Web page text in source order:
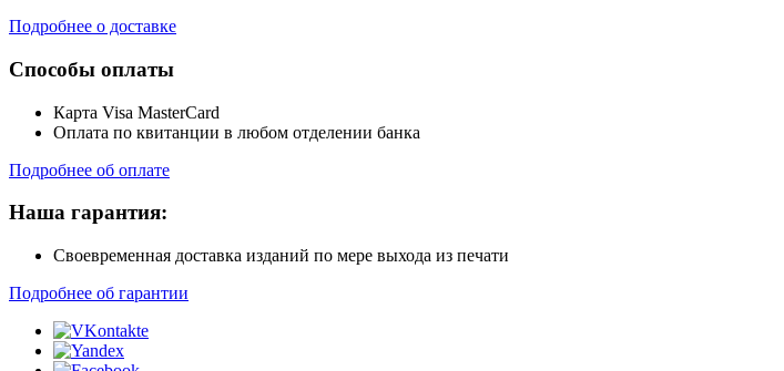
Подробнее о доставке
Способы оплаты
Карта Visa MasterCard
Оплата по квитанции в любом отделении банка
Подробнее об оплате
Наша гарантия:
Своевременная доставка изданий по мере выхода из печати
Подробнее об гарантии